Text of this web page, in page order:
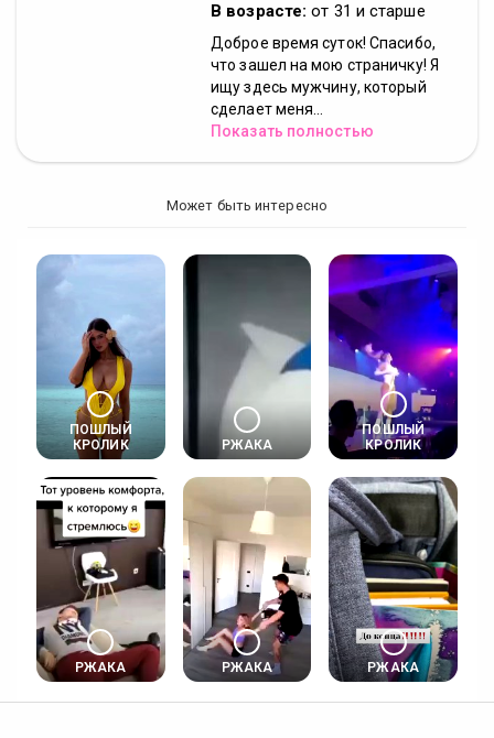
В возрасте: от 31 и старше
Доброе время суток! Спасибо,
что зашел на мою страничку! Я
ищу здесь мужчину, который
сделает меня...
Показать полностью
Может быть интересно
ПОШЛЫЙ
КРОЛИК
РЖАКА
ПОШЛЫЙ
КРОЛИК
РЖАКА РЖАКА РЖАКА